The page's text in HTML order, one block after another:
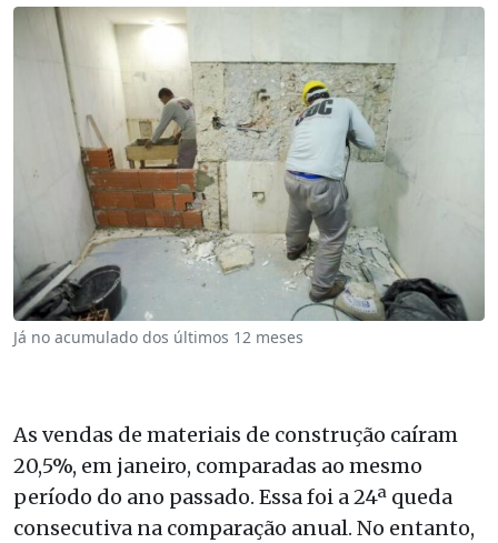
Já no acumulado dos últimos 12 meses
As vendas de materiais de construção caíram
20,5%, em janeiro, comparadas ao mesmo
período do ano passado. Essa foi a 24ª queda
consecutiva na comparação anual. No entanto,